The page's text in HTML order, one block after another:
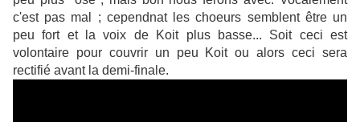
c'est pas mal ; cependnat les choeurs semblent être un
peu fort et la voix de Koit plus basse... Soit ceci est
volontaire pour couvrir un peu Koit ou alors ceci sera
rectifié avant la demi-finale.